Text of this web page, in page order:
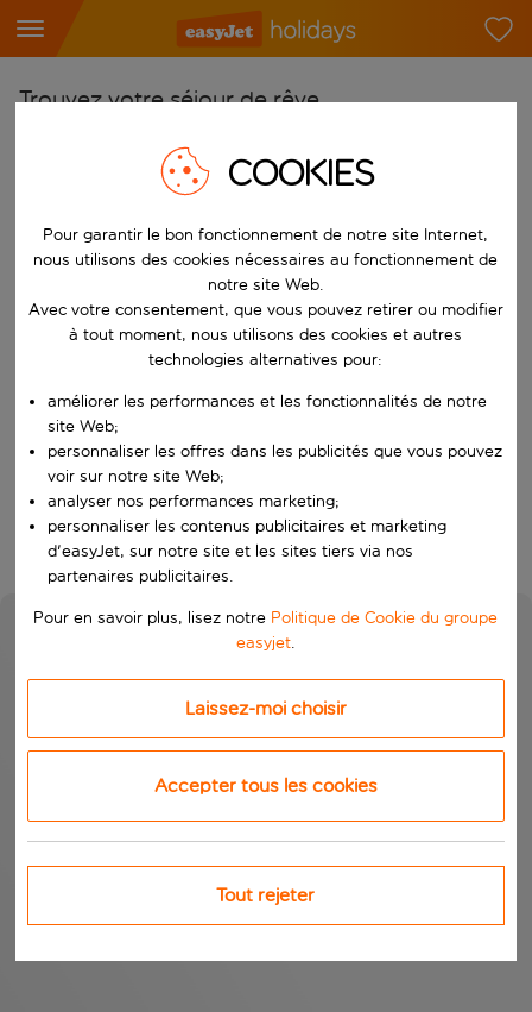
Trouvez votre séjour de rêve
Commencez à taper pour la saisie automatique. Lorsque les
Choisissez votre aéroport
Commencez à taper pour la saisie automatique. Lorsque les
Choisissez votre destination
Vers
Choisissez vos dates
Quand
Qui
Rechercher
COOKIES
Pour garantir le bon fonctionnement de notre site Internet,
nous utilisons des cookies nécessaires au fonctionnement de
notre site Web.
Avec votre consentement, que vous pouvez retirer ou modifier
à tout moment, nous utilisons des cookies et autres
technologies alternatives pour:
améliorer les performances et les fonctionnalités de notre
site Web;
personnaliser les offres dans les publicités que vous pouvez
voir sur notre site Web;
analyser nos performances marketing;
personnaliser les contenus publicitaires et marketing
d'easyJet, sur notre site et les sites tiers via nos
partenaires publicitaires.
Pour en savoir plus, lisez notre Politique de Cookie du groupe
easyjet.
Laissez-moi choisir
Accepter tous les cookies
Tout rejeter